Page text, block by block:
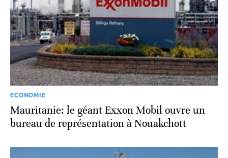
ECONOMIE
Mauritanie: le géant Exxon Mobil ouvre un
bureau de représentation à Nouakchott